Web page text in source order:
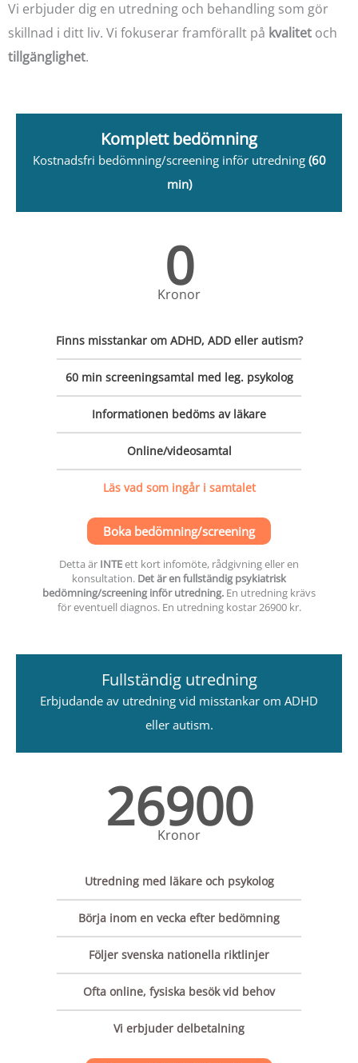
Vi erbjuder dig en utredning och behandling som gör
skillnad i ditt liv. Vi fokuserar framförallt på kvalitet och
tillgänglighet.
Komplett bedömning
Kostnadsfri bedömning/screening inför utredning (60
min)
0
Kronor
Finns misstankar om ADHD, ADD eller autism?
60 min screeningsamtal med leg. psykolog
Informationen bedöms av läkare
Online/videosamtal
Läs vad som ingår i samtalet
Boka bedömning/screening
Detta är INTEett kort infomöte, rådgivning eller en
konsultation. Det är en fullständig psykiatrisk
bedömning/screening inför utredning. En utredning krävs
för eventuell diagnos. En utredning kostar 26900 kr.
Fullständig utredning
Erbjudande av utredning vid misstankar om ADHD
eller autism.
26900
Kronor
Utredning med läkare och psykolog
Börja inom en vecka efter bedömning
Följer svenska nationella riktlinjer
Ofta online, fysiska besök vid behov
Vi erbjuder delbetalning